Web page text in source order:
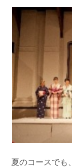
夏のコースでも